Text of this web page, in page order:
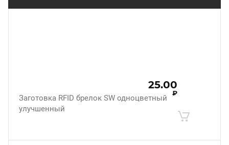
Заготовка RFID брелок SW одноцветный
улучшенный
25.00
₽